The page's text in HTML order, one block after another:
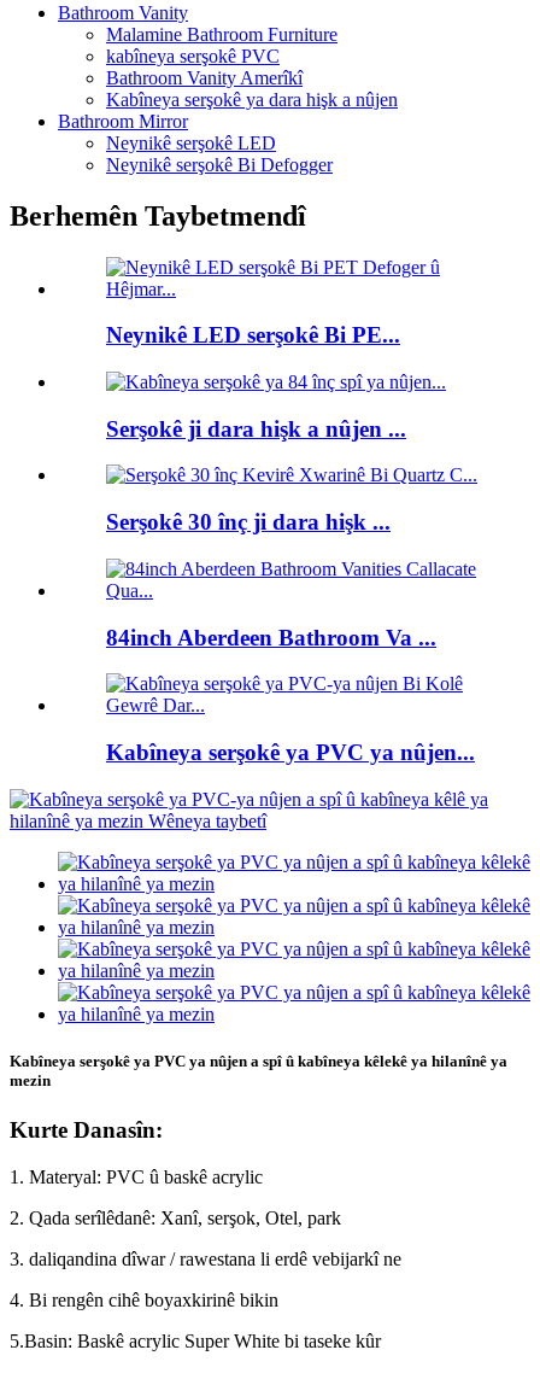
Bathroom Vanity
Malamine Bathroom Furniture
kabîneya serşokê PVC
Bathroom Vanity Amerîkî
Kabîneya serşokê ya dara hişk a nûjen
Bathroom Mirror
Neynikê serşokê LED
Neynikê serşokê Bi Defogger
Berhemên Taybetmendî
Neynikê LED serşokê Bi PE...
Serşokê ji dara hişk a nûjen ...
Serşokê 30 înç ji dara hişk ...
84inch Aberdeen Bathroom Va ...
Kabîneya serşokê ya PVC ya nûjen...
Kabîneya serşokê ya PVC ya nûjen a spî û kabîneya kêlekê ya hilanînê ya
mezin
Kurte Danasîn:
1. Materyal: PVC û baskê acrylic
2. Qada serîlêdanê: Xanî, serşok, Otel, park
3. daliqandina dîwar / rawestana li erdê vebijarkî ne
4. Bi rengên cihê boyaxkirinê bikin
5.Basin: Baskê acrylic Super White bi taseke kûr